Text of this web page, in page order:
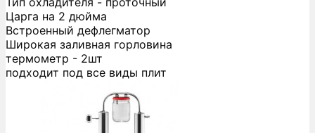
Царга на 2 дюйма
Встроенный дефлегматор
Широкая заливная горловина
термометр - 2шт
подходит под все виды плит